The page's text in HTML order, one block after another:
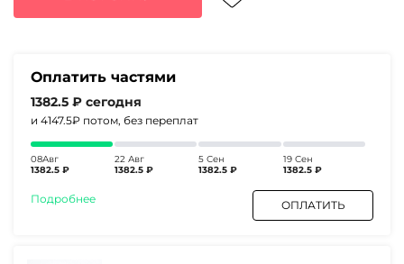
8680₽.
Оплатить частями
1382.5 ₽ сегодня
и 4147.5₽ потом, без переплат
08Авг
1382.5 ₽
22 Авг
1382.5 ₽
5 Сен
1382.5 ₽
19 Сен
1382.5 ₽
Подробнее ОПЛАТИТЬ